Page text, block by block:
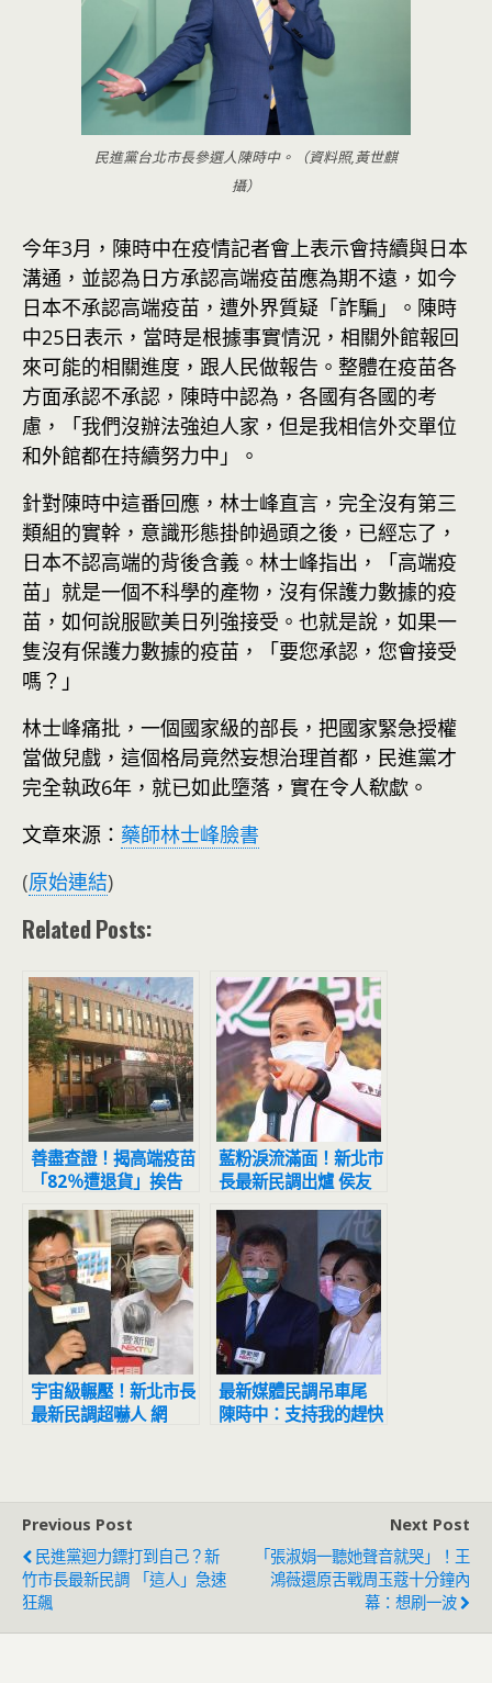
民進黨台北市長參選人陳時中。（資料照,黃世麒
攝）
今年3月，陳時中在疫情記者會上表示會持續與日本
溝通，並認為日方承認高端疫苗應為期不遠，如今
日本不承認高端疫苗，遭外界質疑「詐騙」。陳時
中25日表示，當時是根據事實情況，相關外館報回
來可能的相關進度，跟人民做報告。整體在疫苗各
方面承認不承認，陳時中認為，各國有各國的考
慮，「我們沒辦法強迫人家，但是我相信外交單位
和外館都在持續努力中」。
針對陳時中這番回應，林士峰直言，完全沒有第三
類組的實幹，意識形態掛帥過頭之後，已經忘了，
日本不認高端的背後含義。林士峰指出，「高端疫
苗」就是一個不科學的產物，沒有保護力數據的疫
苗，如何說服歐美日列強接受。也就是說，如果一
隻沒有保護力數據的疫苗，「要您承認，您會接受
嗎？」
林士峰痛批，一個國家級的部長，把國家緊急授權
當做兒戲，這個格局竟然妄想治理首都，民進黨才
完全執政6年，就已如此墮落，實在令人欷歔。
文章來源： 藥師林士峰臉書
(原始連結)
Related Posts:
善盡查證！揭高端疫苗
「82％遭退貨」挨告
中時2記者不起訴
藍粉淚流滿面！新北市
長最新民調出爐 侯友
宜超震撼
宇宙級輾壓！新北市長
最新民調超嚇人 網
最新媒體民調吊車尾
陳時中：支持我的趕快
Previous Post
民進黨迴力鏢打到自己？新
竹市長最新民調 「這人」急速
狂飆
Next Post
「張淑娟一聽她聲音就哭」！王
鴻薇還原舌戰周玉蔻十分鐘內
幕：想刷一波